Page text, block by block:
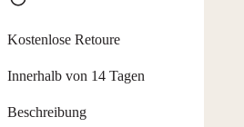
Kostenlose Retoure
Innerhalb von 14 Tagen
Beschreibung